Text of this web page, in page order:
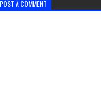
POST A COMMENT